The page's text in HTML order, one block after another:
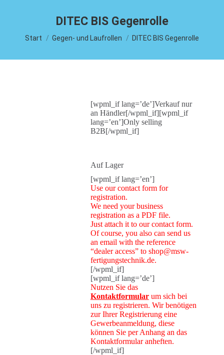
DITEC BIS Gegenrolle
Start Gegen- und Laufrollen DITEC BIS Gegenrolle
[wpml_if lang=’de’]Verkauf nur
an Händler[/wpml_if][wpml_if
lang=’en’]Only selling
B2B[/wpml_if]
Auf Lager
[wpml_if lang=’en’]
Use our contact form for
registration.
We need your business
registration as a PDF file.
Just attach it to our contact form.
Of course, you also can send us
an email with the reference
“dealer access” to shop@msw-
fertigungstechnik.de.
[/wpml_if]
[wpml_if lang=’de’]
Nutzen Sie das
Kontaktformularum sich bei
uns zu registrieren. Wir benötigen
zur Ihrer Registrierung eine
Gewerbeanmeldung, diese
können Sie per Anhang an das
Kontaktformular anheften.
[/wpml_if]